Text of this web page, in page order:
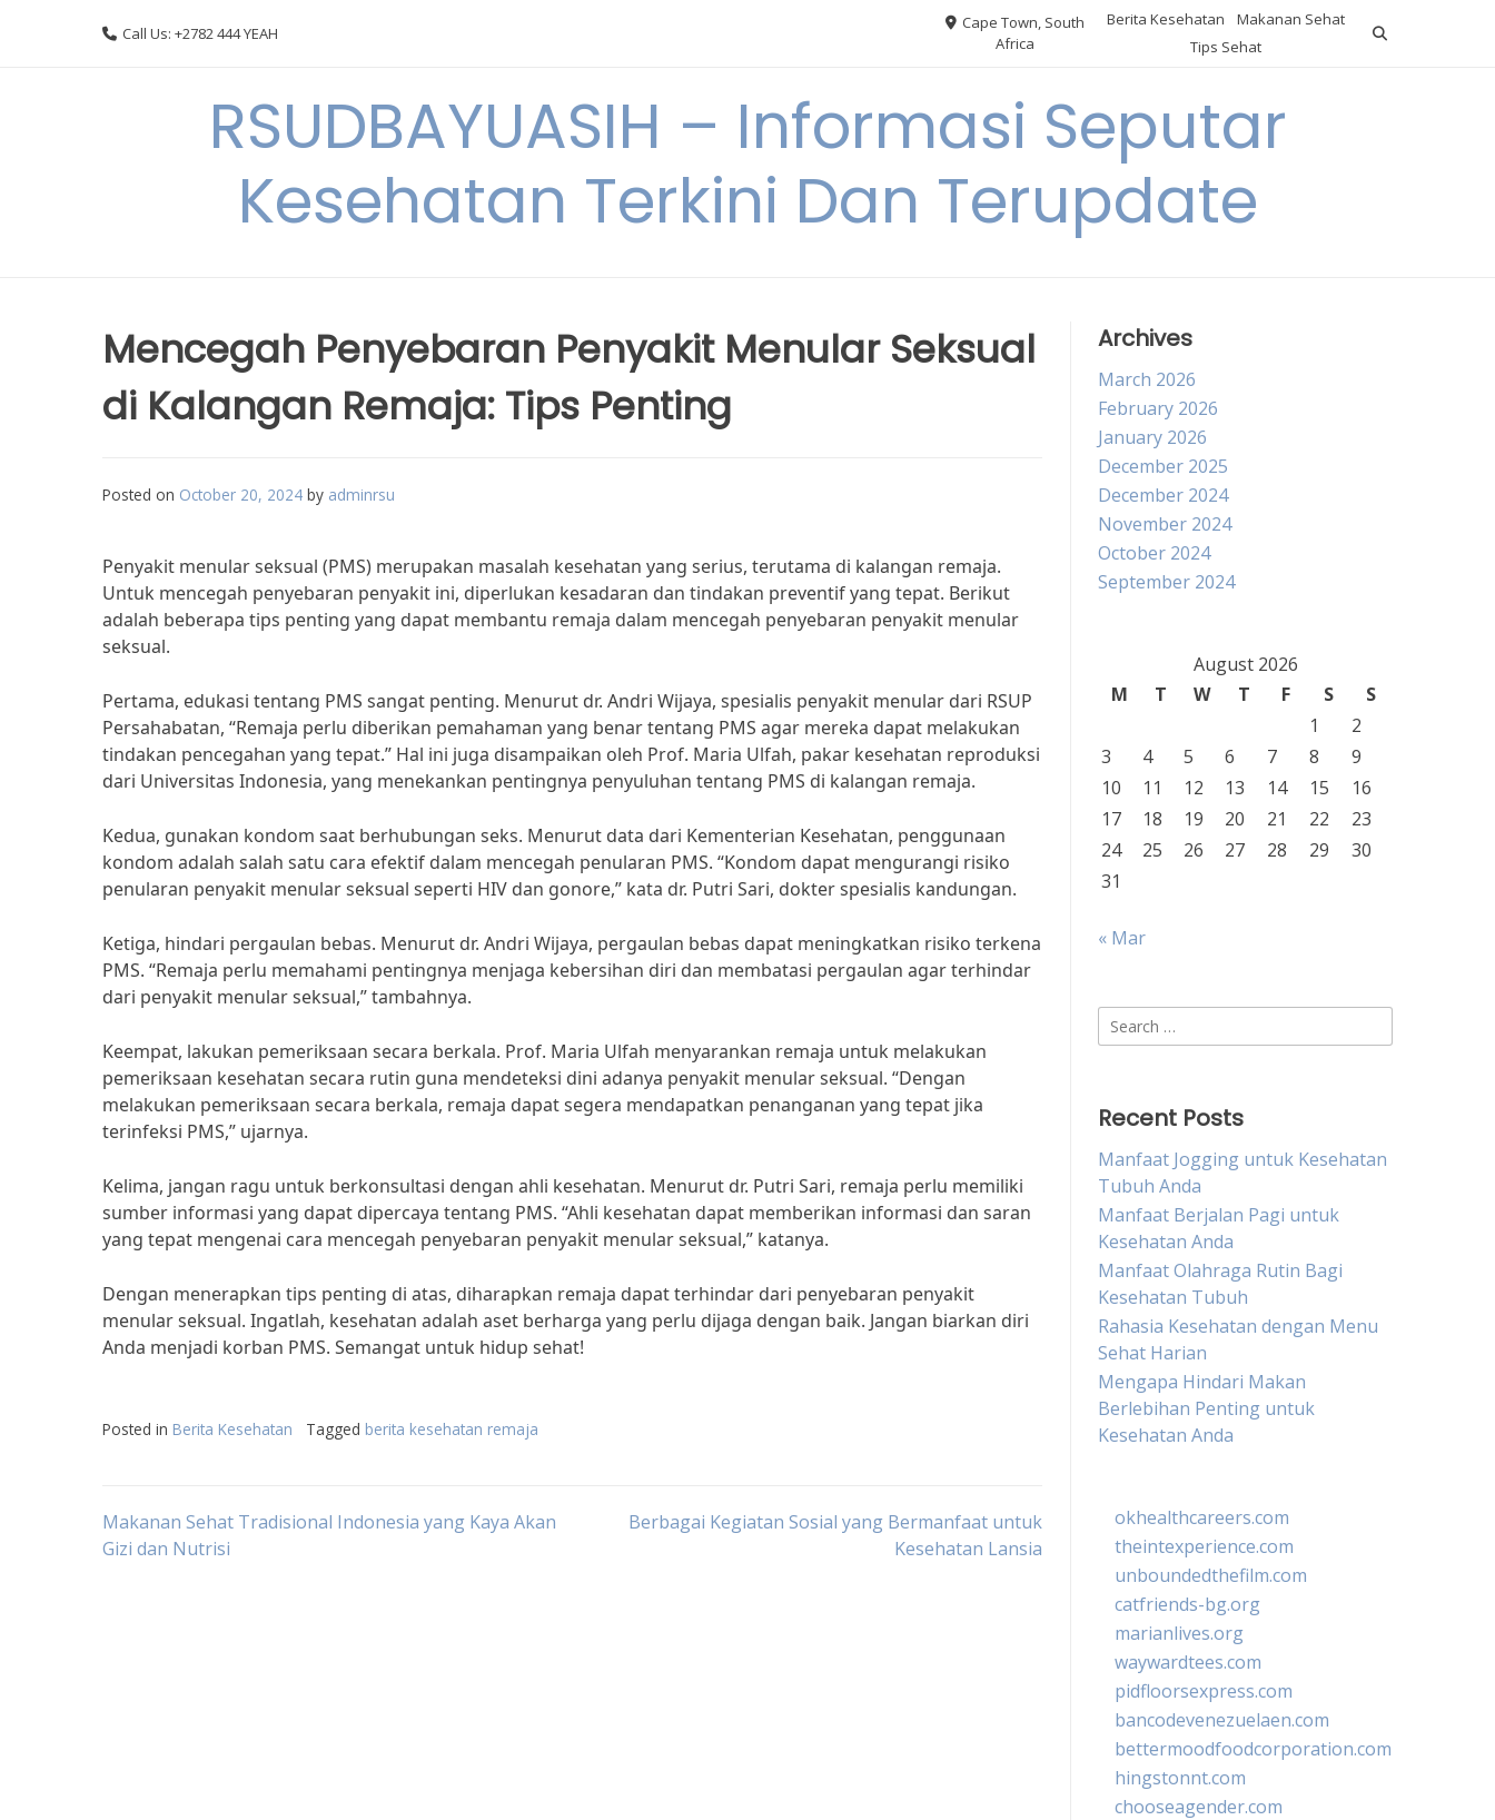
Call Us: +2782 444 YEAH
Cape Town, South
Africa
Berita Kesehatan
Makanan Sehat
Tips Sehat
RSUDBAYUASIH – Informasi Seputar
Kesehatan Terkini Dan Terupdate
Mencegah Penyebaran Penyakit Menular Seksual
di Kalangan Remaja: Tips Penting
Posted on October 20, 2024 by adminrsu
Penyakit menular seksual (PMS) merupakan masalah kesehatan yang serius, terutama di kalangan remaja.
Untuk mencegah penyebaran penyakit ini, diperlukan kesadaran dan tindakan preventif yang tepat. Berikut
adalah beberapa tips penting yang dapat membantu remaja dalam mencegah penyebaran penyakit menular
seksual.
Pertama, edukasi tentang PMS sangat penting. Menurut dr. Andri Wijaya, spesialis penyakit menular dari RSUP
Persahabatan, “Remaja perlu diberikan pemahaman yang benar tentang PMS agar mereka dapat melakukan
tindakan pencegahan yang tepat.” Hal ini juga disampaikan oleh Prof. Maria Ulfah, pakar kesehatan reproduksi
dari Universitas Indonesia, yang menekankan pentingnya penyuluhan tentang PMS di kalangan remaja.
Kedua, gunakan kondom saat berhubungan seks. Menurut data dari Kementerian Kesehatan, penggunaan
kondom adalah salah satu cara efektif dalam mencegah penularan PMS. “Kondom dapat mengurangi risiko
penularan penyakit menular seksual seperti HIV dan gonore,” kata dr. Putri Sari, dokter spesialis kandungan.
Ketiga, hindari pergaulan bebas. Menurut dr. Andri Wijaya, pergaulan bebas dapat meningkatkan risiko terkena
PMS. “Remaja perlu memahami pentingnya menjaga kebersihan diri dan membatasi pergaulan agar terhindar
dari penyakit menular seksual,” tambahnya.
Keempat, lakukan pemeriksaan secara berkala. Prof. Maria Ulfah menyarankan remaja untuk melakukan
pemeriksaan kesehatan secara rutin guna mendeteksi dini adanya penyakit menular seksual. “Dengan
melakukan pemeriksaan secara berkala, remaja dapat segera mendapatkan penanganan yang tepat jika
terinfeksi PMS,” ujarnya.
Kelima, jangan ragu untuk berkonsultasi dengan ahli kesehatan. Menurut dr. Putri Sari, remaja perlu memiliki
sumber informasi yang dapat dipercaya tentang PMS. “Ahli kesehatan dapat memberikan informasi dan saran
yang tepat mengenai cara mencegah penyebaran penyakit menular seksual,” katanya.
Dengan menerapkan tips penting di atas, diharapkan remaja dapat terhindar dari penyebaran penyakit
menular seksual. Ingatlah, kesehatan adalah aset berharga yang perlu dijaga dengan baik. Jangan biarkan diri
Anda menjadi korban PMS. Semangat untuk hidup sehat!
Posted in Berita Kesehatan Tagged berita kesehatan remaja
Post
Makanan Sehat Tradisional Indonesia yang Kaya Akan
Gizi dan Nutrisi
Berbagai Kegiatan Sosial yang Bermanfaat untuk
Kesehatan Lansia
Archives
March 2026
February 2026
January 2026
December 2025
December 2024
November 2024
October 2024
September 2024
August 2026
M
T W T F S
S
1
2
3
4 5 6 7 8
9
10
11 12 13 14 15
16
17
18 19 20 21 22
23
24
25 26 27 28 29
30
31
« Mar
Search
for:
Recent Posts
Manfaat Jogging untuk Kesehatan
Tubuh Anda
Manfaat Berjalan Pagi untuk
Kesehatan Anda
Manfaat Olahraga Rutin Bagi
Kesehatan Tubuh
Rahasia Kesehatan dengan Menu
Sehat Harian
Mengapa Hindari Makan
Berlebihan Penting untuk
Kesehatan Anda
okhealthcareers.com
theintexperience.com
unboundedthefilm.com
catfriends-bg.org
marianlives.org
waywardtees.com
pidfloorsexpress.com
bancodevenezuelaen.com
bettermoodfoodcorporation.com
hingstonnt.com
chooseagender.com